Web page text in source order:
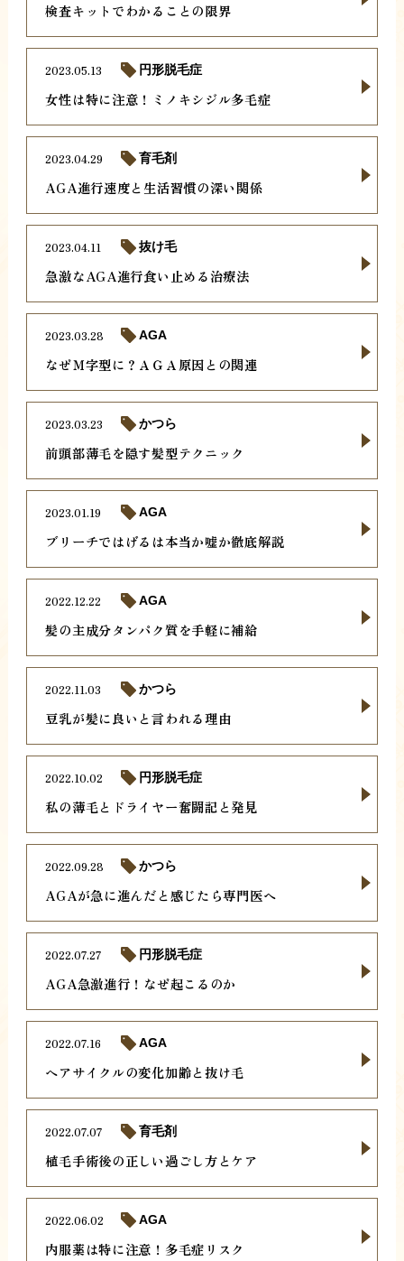
検査キットでわかることの限界
女性は特に注意！ミノキシジル多毛症
2023.05.13 円形脱毛症
AGA進行速度と生活習慣の深い関係
2023.04.29 育毛剤
急激なAGA進行食い止める治療法
2023.04.11 抜け毛
なぜＭ字型に？ＡＧＡ原因との関連
2023.03.28 AGA
前頭部薄毛を隠す髪型テクニック
2023.03.23 かつら
ブリーチではげるは本当か嘘か徹底解説
2023.01.19 AGA
髪の主成分タンパク質を手軽に補給
2022.12.22 AGA
豆乳が髪に良いと言われる理由
2022.11.03 かつら
私の薄毛とドライヤー奮闘記と発見
2022.10.02 円形脱毛症
AGAが急に進んだと感じたら専門医へ
2022.09.28 かつら
AGA急激進行！なぜ起こるのか
2022.07.27 円形脱毛症
ヘアサイクルの変化加齢と抜け毛
2022.07.16 AGA
植毛手術後の正しい過ごし方とケア
2022.07.07 育毛剤
内服薬は特に注意！多毛症リスク
2022.06.02 AGA